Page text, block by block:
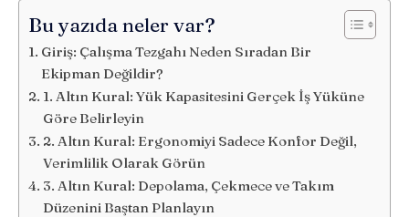
Bu yazıda neler var?
Giriş: Çalışma Tezgahı Neden Sıradan Bir
Ekipman Değildir?
1. Altın Kural: Yük Kapasitesini Gerçek İş Yüküne
Göre Belirleyin
2. Altın Kural: Ergonomiyi Sadece Konfor Değil,
Verimlilik Olarak Görün
3. Altın Kural: Depolama, Çekmece ve Takım
Düzenini Baştan Planlayın